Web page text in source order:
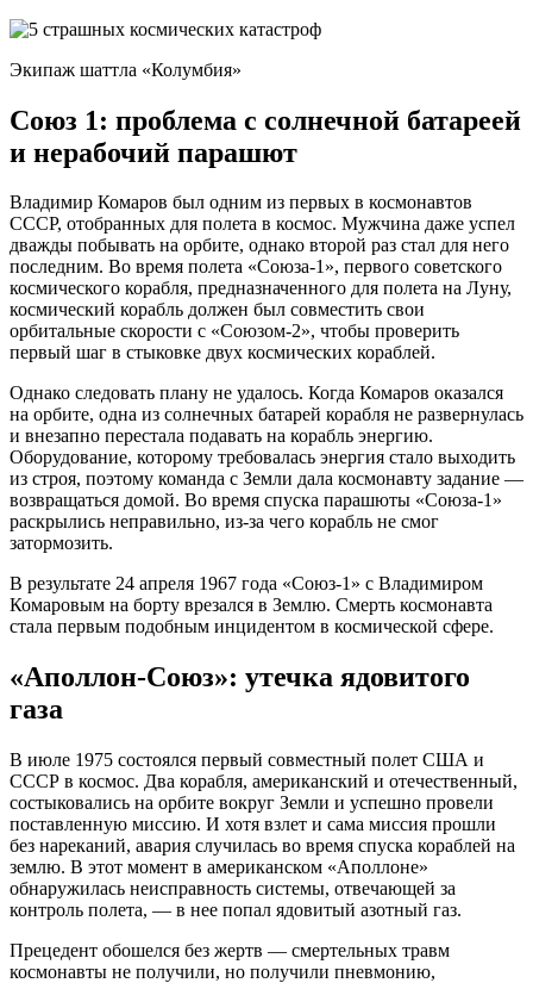
Экипаж шаттла «Колумбия»
Союз 1: проблема с солнечной батареей
и нерабочий парашют
Владимир Комаров был одним из первых в космонавтов
СССР, отобранных для полета в космос. Мужчина даже успел
дважды побывать на орбите, однако второй раз стал для него
последним. Во время полета «Союза-1», первого советского
космического корабля, предназначенного для полета на Луну,
космический корабль должен был совместить свои
орбитальные скорости с «Союзом-2», чтобы проверить
первый шаг в стыковке двух космических кораблей.
Однако следовать плану не удалось. Когда Комаров оказался
на орбите, одна из солнечных батарей корабля не развернулась
и внезапно перестала подавать на корабль энергию.
Оборудование, которому требовалась энергия стало выходить
из строя, поэтому команда с Земли дала космонавту задание —
возвращаться домой. Во время спуска парашюты «Союза-1»
раскрылись неправильно, из-за чего корабль не смог
затормозить.
В результате 24 апреля 1967 года «Союз-1» с Владимиром
Комаровым на борту врезался в Землю. Смерть космонавта
стала первым подобным инцидентом в космической сфере.
«Аполлон-Союз»: утечка ядовитого
газа
В июле 1975 состоялся первый совместный полет США и
СССР в космос. Два корабля, американский и отечественный,
состыковались на орбите вокруг Земли и успешно провели
поставленную миссию. И хотя взлет и сама миссия прошли
без нареканий, авария случилась во время спуска кораблей на
землю. В этот момент в американском «Аполлоне»
обнаружилась неисправность системы, отвечающей за
контроль полета, — в нее попал ядовитый азотный газ.
Прецедент обошелся без жертв — смертельных травм
космонавты не получили, но получили пневмонию,